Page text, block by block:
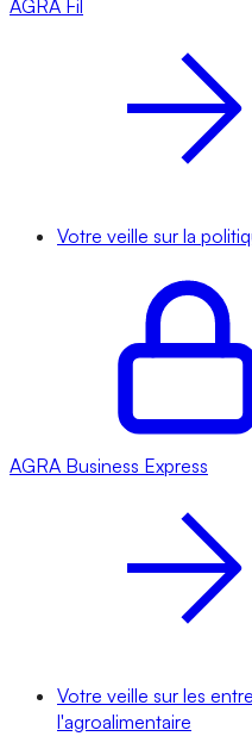
AGRA Fil
Votre veille sur la
AGRA Business Express
Votre veille sur les
l'agroalimentaire